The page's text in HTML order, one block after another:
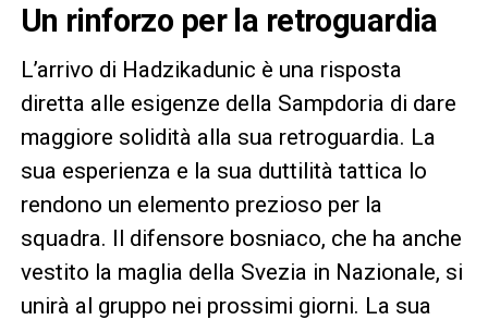
Un rinforzo per la retroguardia
L’arrivo di Hadzikadunic è una risposta
diretta alle esigenze della Sampdoria di dare
maggiore solidità alla sua retroguardia. La
sua esperienza e la sua duttilità tattica lo
rendono un elemento prezioso per la
squadra. Il difensore bosniaco, che ha anche
vestito la maglia della Svezia in Nazionale, si
unirà al gruppo nei prossimi giorni. La sua